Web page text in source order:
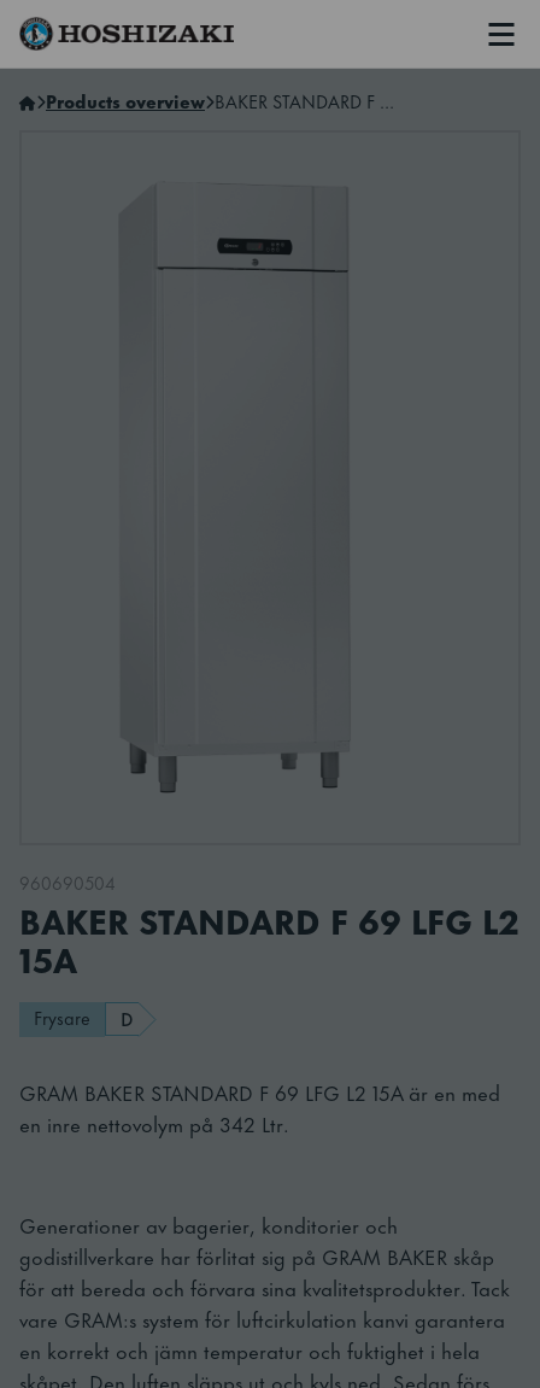
Hoshizaki Sweden
Products overview BAKER STANDARD F 69 LFG L2 15A
960690504
BAKER STANDARD F 69 LFG L2
15A
Frysare D
GRAM BAKER STANDARD F 69 LFG L2 15A är en med
en inre nettovolym på 342 Ltr.
Generationer av bagerier, konditorier och
godistillverkare har förlitat sig på GRAM BAKER skåp
för att bereda och förvara sina kvalitetsprodukter. Tack
vare GRAM:s system för luftcirkulation kanvi garantera
en korrekt och jämn temperatur och fuktighet i hela
skåpet. Den luften släpps ut och kyls ned. Sedan förs